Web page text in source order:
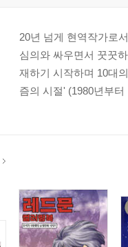
20년 넘게 현역작가로
심의와 싸우면서 꿋꿋
재하기 시작하며 10대
즘의 시절' (1980년부